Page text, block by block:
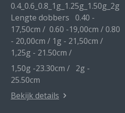
0.4_0.6_0.8_1g_1.25g_1.50g_2g
Lengte dobbers 0.40 -
17,50cm / 0.60 -19,00cm / 0.80
- 20,00cm / 1g - 21,50cm /
1,25g - 21.50cm /
1,50g -23.30cm / 2g -
25.50cm
Bekijk details